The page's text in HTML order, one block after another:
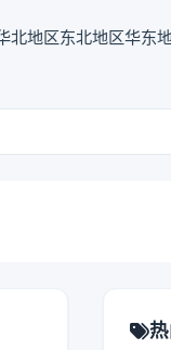
北地区东北地区华东